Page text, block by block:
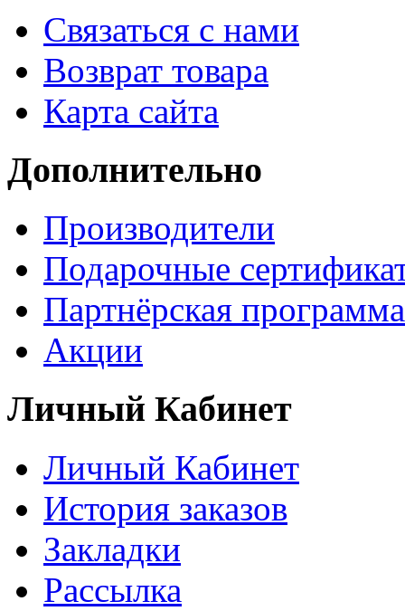
Связаться с нами
Возврат товара
Карта сайта
Дополнительно
Производители
Подарочные
Партнёрская программа
Акции
Личный Кабинет
Личный Кабинет
История заказов
Закладки
Рассылка